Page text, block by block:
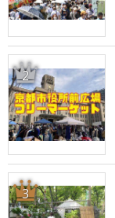
2
3